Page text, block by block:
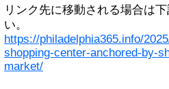
リンク先に移動される場合は
い。
https://philadelphia365.info/
shopping-center-anchored-by-
market/